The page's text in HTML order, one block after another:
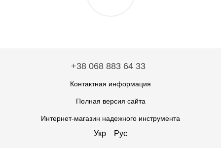
+38 068 883 64 33
Контактная информация
Полная версия сайта
Интернет-магазин надежного инструмента
Укр Рус